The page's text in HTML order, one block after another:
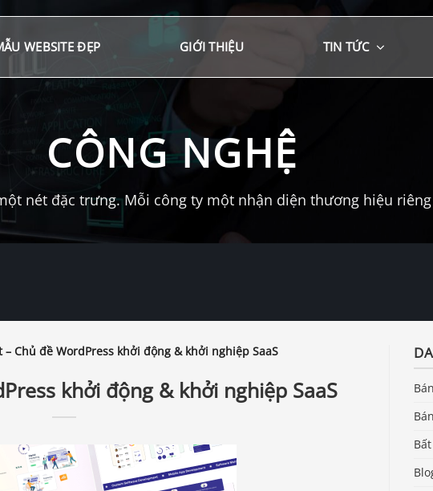
WEBSITE ĐẸP GIỚI THIỆU TIN TỨC
CÔNG NGHỆ
nét đặc trưng. Mỗi công ty một nhận diện thương hiệu
– Chủ đề WordPress khởi động & khởi nghiệp SaaS
khởi động & khởi nghiệp SaaS